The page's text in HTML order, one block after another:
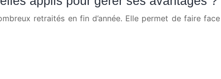
retraités en fin d’année. Elle permet de faire